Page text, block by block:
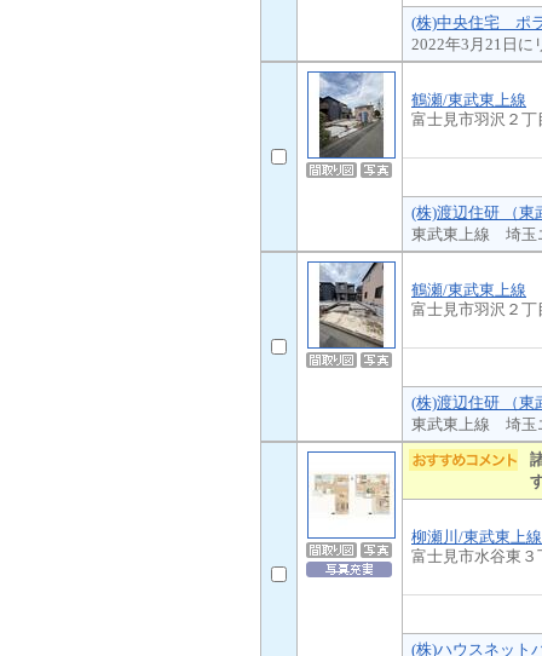
(株)中央住宅 ポ
2022年3月21日に
鶴瀬/東武東上線
富士見市羽沢２丁
(株)渡辺住研 （東
東武東上線 埼玉
鶴瀬/東武東上線
富士見市羽沢２丁
(株)渡辺住研 （東
東武東上線 埼玉
柳瀬川/東武東上線
富士見市水谷東３
(株)ハウスネット